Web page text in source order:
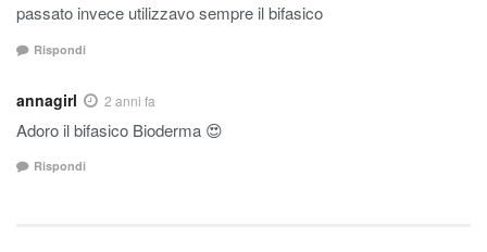
passato invece utilizzavo sempre il bifasico
Rispondi
annagirl 2 anni fa
Adoro il bifasico Bioderma 😍
Rispondi